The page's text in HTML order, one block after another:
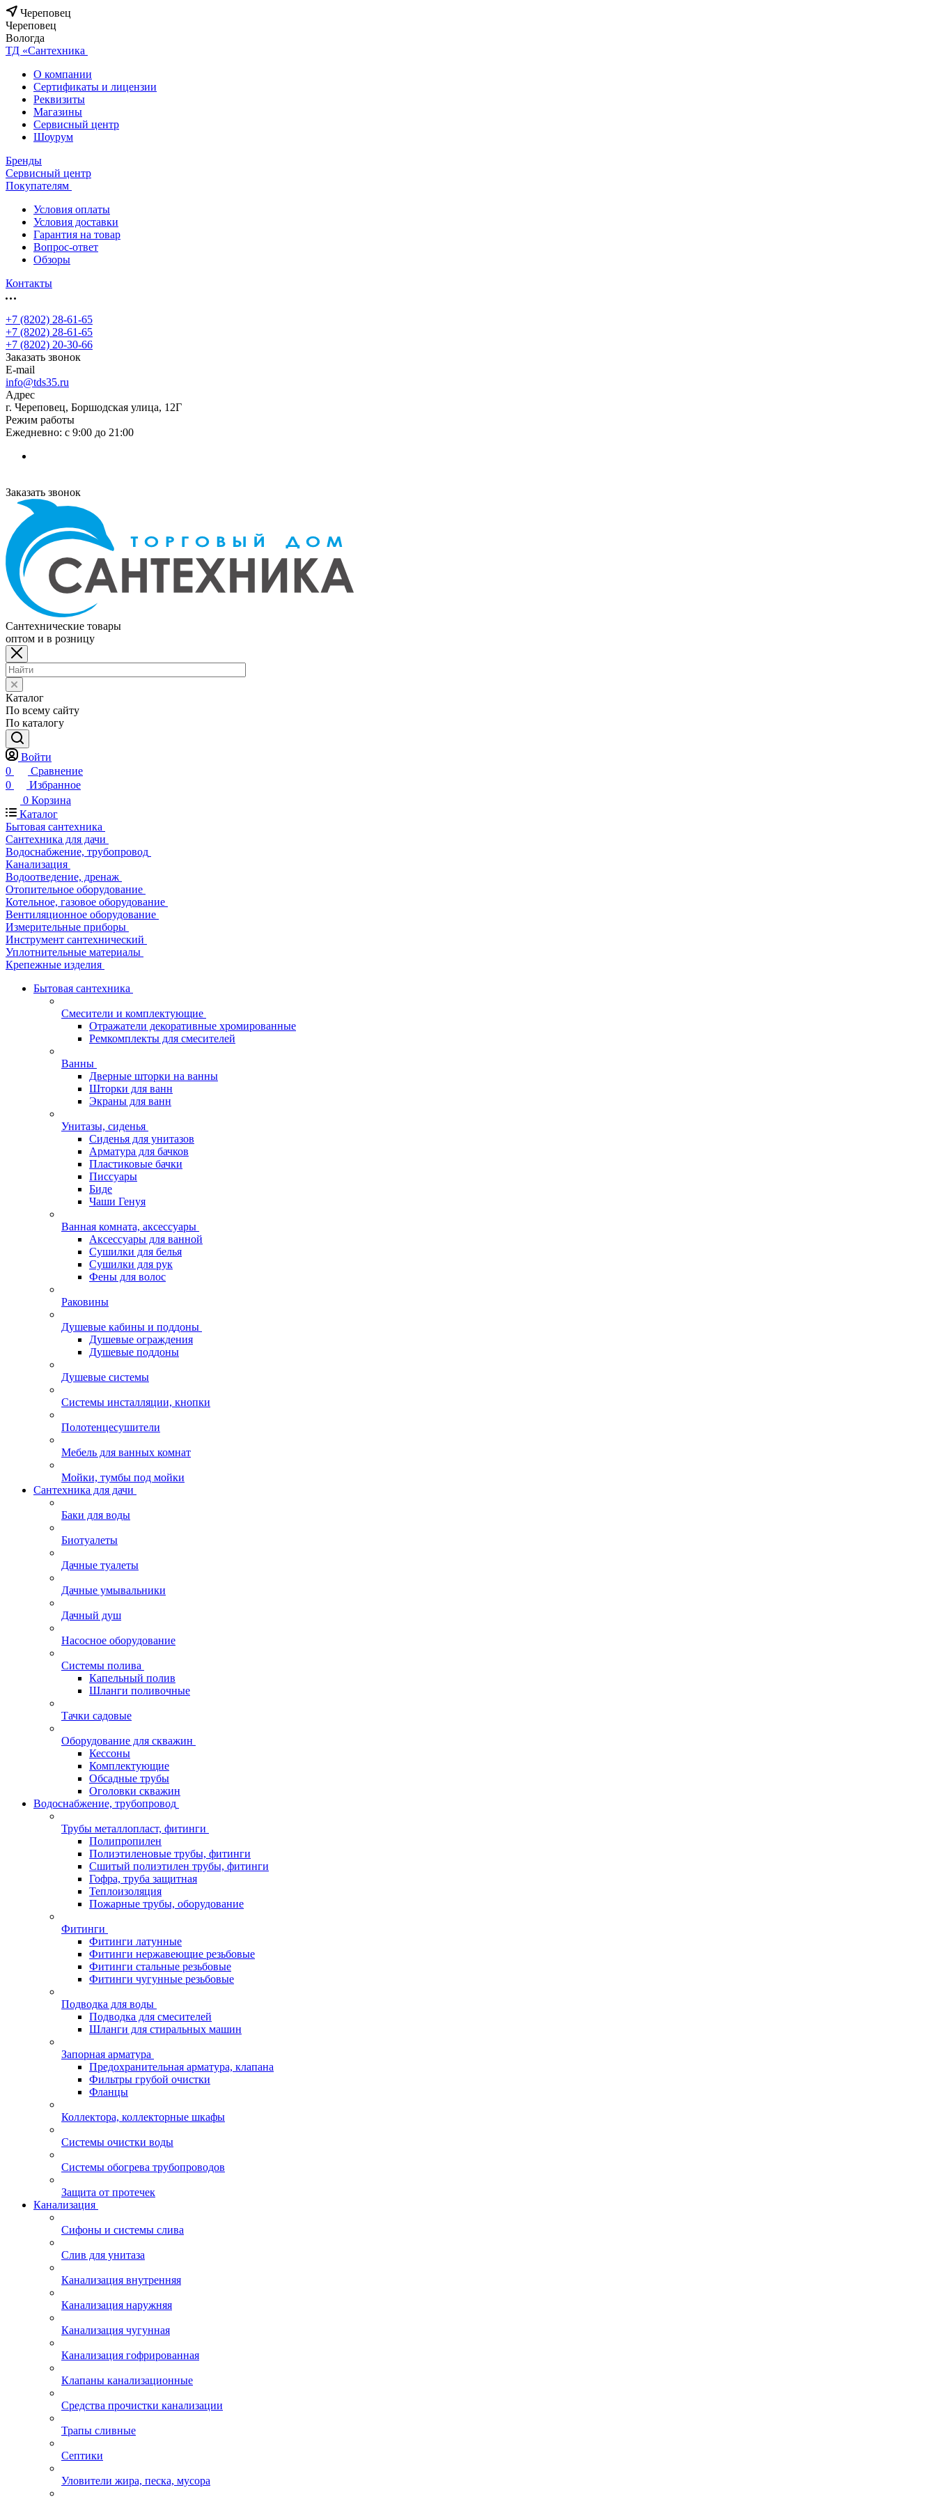
Череповец
Череповец
Вологда
ТД «Сантехника
О компании
Сертификаты и лицензии
Реквизиты
Магазины
Сервисный центр
Шоурум
Бренды
Сервисный центр
Покупателям
Условия оплаты
Условия доставки
Гарантия на товар
Вопрос-ответ
Обзоры
Контакты
+7 (8202) 28‑61-65
+7 (8202) 28‑61-65
+7 (8202) 20‑30-66
Заказать звонок
E-mail
info@tds35.ru
Адрес
г. Череповец, Боршодская улица, 12Г
Режим работы
Ежедневно: с 9:00 до 21:00
Заказать звонок
Сантехнические товары
оптом и в розницу
Каталог
По всему сайту
По каталогу
Войти
0
Сравнение
0
Избранное
0 Корзина
Каталог
Бытовая сантехника
Сантехника для дачи
Водоснабжение, трубопровод
Канализация
Водоотведение, дренаж
Отопительное оборудование
Котельное, газовое оборудование
Вентиляционное оборудование
Измерительные приборы
Инструмент сантехнический
Уплотнительные материалы
Крепежные изделия
Бытовая сантехника
Смесители и комплектующие
Отражатели декоративные хромированные
Ремкомплекты для смесителей
Ванны
Дверные шторки на ванны
Шторки для ванн
Экраны для ванн
Унитазы, сиденья
Сиденья для унитазов
Арматура для бачков
Пластиковые бачки
Писсуары
Биде
Чаши Генуя
Ванная комната, аксессуары
Аксессуары для ванной
Сушилки для белья
Сушилки для рук
Фены для волос
Раковины
Душевые кабины и поддоны
Душевые ограждения
Душевые поддоны
Душевые системы
Системы инсталляции, кнопки
Полотенцесушители
Мебель для ванных комнат
Мойки, тумбы под мойки
Сантехника для дачи
Баки для воды
Биотуалеты
Дачные туалеты
Дачные умывальники
Дачный душ
Насосное оборудование
Системы полива
Капельный полив
Шланги поливочные
Тачки садовые
Оборудование для скважин
Кессоны
Комплектующие
Обсадные трубы
Оголовки скважин
Водоснабжение, трубопровод
Трубы металлопласт, фитинги
Полипропилен
Полиэтиленовые трубы, фитинги
Сшитый полиэтилен трубы, фитинги
Гофра, труба защитная
Теплоизоляция
Пожарные трубы, оборудование
Фитинги
Фитинги латунные
Фитинги нержавеющие резьбовые
Фитинги стальные резьбовые
Фитинги чугунные резьбовые
Подводка для воды
Подводка для смесителей
Шланги для стиральных машин
Запорная арматура
Предохранительная арматура, клапана
Фильтры грубой очистки
Фланцы
Коллектора, коллекторные шкафы
Системы очистки воды
Системы обогрева трубопроводов
Защита от протечек
Канализация
Сифоны и системы слива
Слив для унитаза
Канализация внутренняя
Канализация наружняя
Канализация чугунная
Канализация гофрированная
Клапаны канализационные
Средства прочистки канализации
Трапы сливные
Септики
Уловители жира, песка, мусора